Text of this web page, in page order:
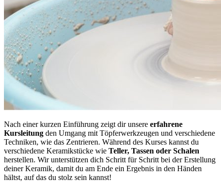
Nach einer kurzen Einführung zeigt dir unsere erfahrene
Kursleitung den Umgang mit Töpferwerkzeugen und verschiedene
Techniken, wie das Zentrieren. Während des Kurses kannst du
verschiedene Keramikstücke wie Teller, Tassen oder Schalen
herstellen. Wir unterstützen dich Schritt für Schritt bei der Erstellung
deiner Keramik, damit du am Ende ein Ergebnis in den Händen
hältst, auf das du stolz sein kannst!